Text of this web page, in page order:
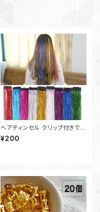
ヘアティンセル クリップ付きでワ
ンタッチ！韓国発大人気アクセサ
リー
¥200